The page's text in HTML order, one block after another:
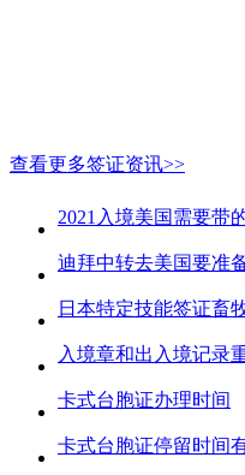
查看更多签证资讯>>
2021入境美国需要带
迪拜中转去美国要准
日本特定技能签证畜
入境章和出入境记录
卡式台胞证办理时间
卡式台胞证停留时间